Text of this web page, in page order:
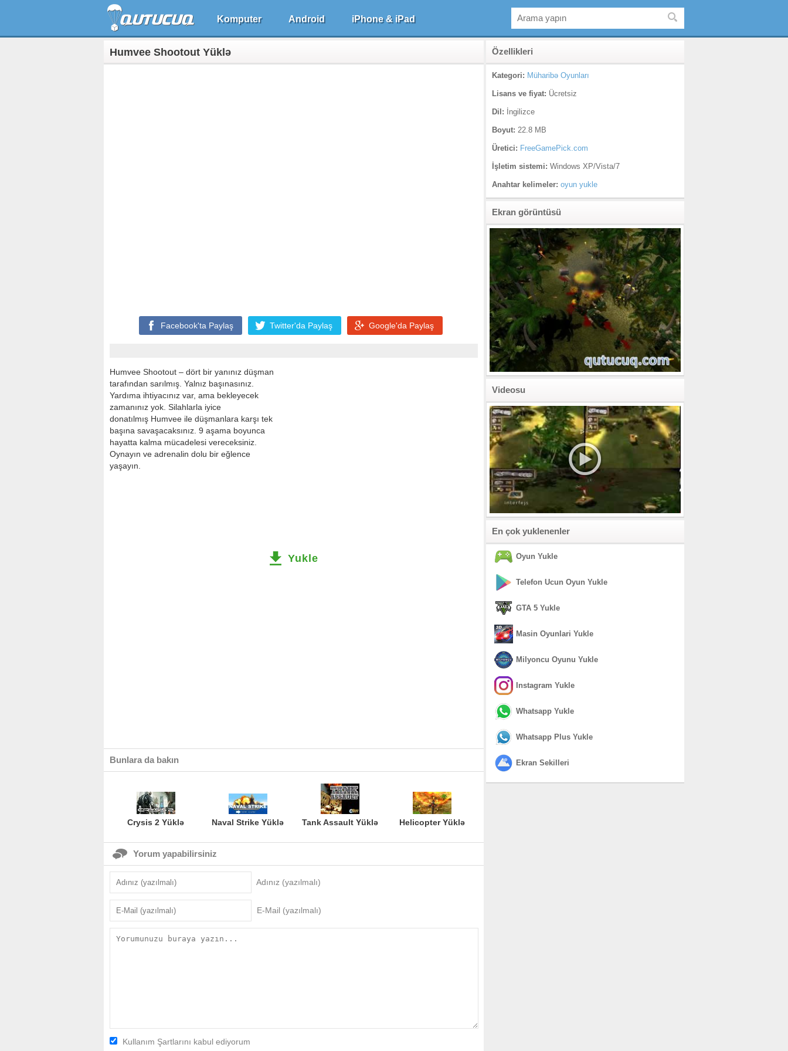
Komputer Android iPhone & iPad
Humvee Shootout Yüklə
Facebook'ta Paylaş Twitter'da Paylaş Google'da Paylaş
Humvee Shootout – dört bir yanınız düşman
tarafından sarılmış. Yalnız başınasınız.
Yardıma ihtiyacınız var, ama bekleyecek
zamanınız yok. Silahlarla iyice
donatılmış Humvee ile düşmanlara karşı tek
başına savaşacaksınız. 9 aşama boyunca
hayatta kalma mücadelesi vereceksiniz.
Oynayın ve adrenalin dolu bir eğlence
yaşayın.
Yukle
Bunlara da bakın
Crysis 2 Yüklə Naval Strike Yüklə Tank Assault Yüklə Helicopter Yüklə
Yorum yapabilirsiniz
Adınız (yazılmalı)
E-Mail (yazılmalı)
Kullanım Şartlarını kabul ediyorum
Özellikleri
Kategori: Müharibə Oyunları
Lisans ve fiyat: Ücretsiz
Dil: İngilizce
Boyut: 22.8 MB
Üretici: FreeGamePick.com
İşletim sistemi: Windows XP/Vista/7
Anahtar kelimeler: oyun yukle
Ekran görüntüsü
Videosu
En çok yuklenenler
Oyun Yukle
Telefon Ucun Oyun Yukle
GTA 5 Yukle
Masin Oyunlari Yukle
Milyoncu Oyunu Yukle
Instagram Yukle
Whatsapp Yukle
Whatsapp Plus Yukle
Ekran Sekilleri